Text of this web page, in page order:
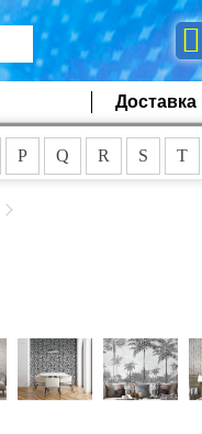
Доставка
P Q R S T